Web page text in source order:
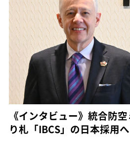
《インタビュー》統合防
り札「IBCS」の日本採用